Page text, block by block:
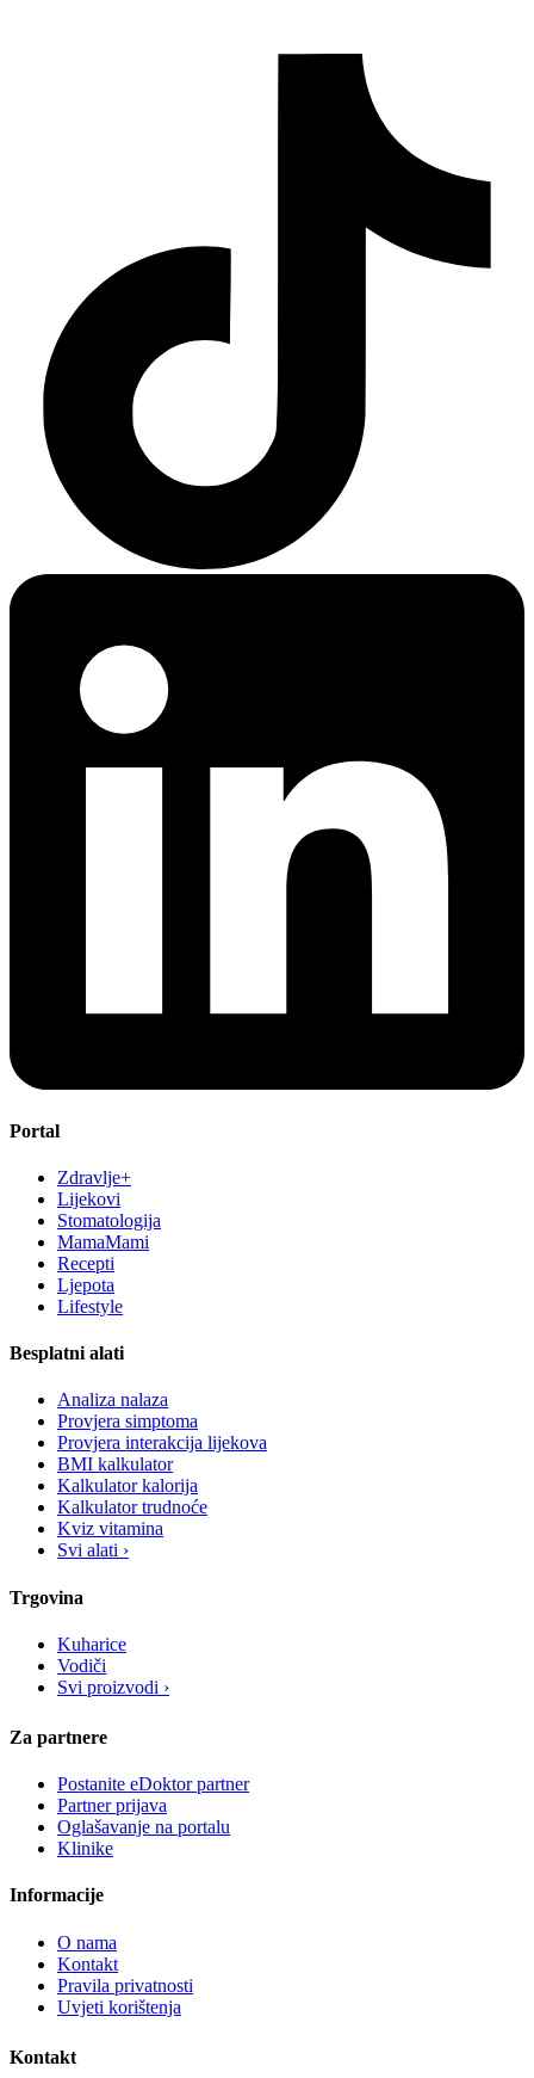
Portal
Zdravlje+
Lijekovi
Stomatologija
MamaMami
Recepti
Ljepota
Lifestyle
Besplatni alati
Analiza nalaza
Provjera simptoma
Provjera interakcija lijekova
BMI kalkulator
Kalkulator kalorija
Kalkulator trudnoće
Kviz vitamina
Svi alati ›
Trgovina
Kuharice
Vodiči
Svi proizvodi ›
Za partnere
Postanite eDoktor partner
Partner prijava
Oglašavanje na portalu
Klinike
Informacije
O nama
Kontakt
Pravila privatnosti
Uvjeti korištenja
Kontakt